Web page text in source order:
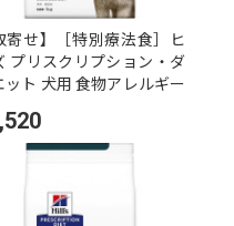
寄せ】［特別療法食］ヒ
プリスクリプション・ダ
ット 犬用 食物アレルギー